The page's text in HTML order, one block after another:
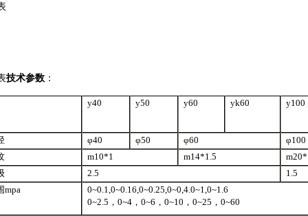
技术参数 ：
y40 y50 y60 yk60 y100
φ40 φ50 φ60
φ100
m10*1 m14*1.5
2.5
1.5
mpa
0~0.1,0~0.16,0~0.25,0~0,4.0~1,0~1.6
0~2.5，0~4，0~6，0~10，0~25，0~60